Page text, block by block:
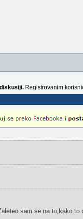
Registrovanim
sam se na to,kako to